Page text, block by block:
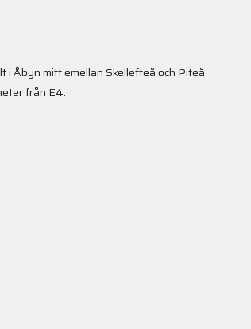
i Åbyn mitt emellan Skellefteå och Piteå
från E4.